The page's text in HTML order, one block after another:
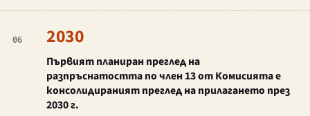
06 2030
Първият планиран преглед на
разпръснатостта по член 13 от Комисията е
консолидираният преглед на прилагането през
2030 г.